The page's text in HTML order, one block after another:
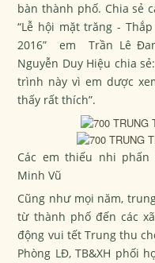
bàn thành phố. Chia sẻ
“Lễ hội mặt trăng -
2016” em Trần Lê
Nguyễn Duy Hiệu chia
trình này vì em dược
thấy rất thích”.
Các em thiếu nhi
Minh Vũ
Cũng như mọi năm,
từ thành phố đến các
động vui tết Trung thu
Phòng LĐ, TB&XH phối